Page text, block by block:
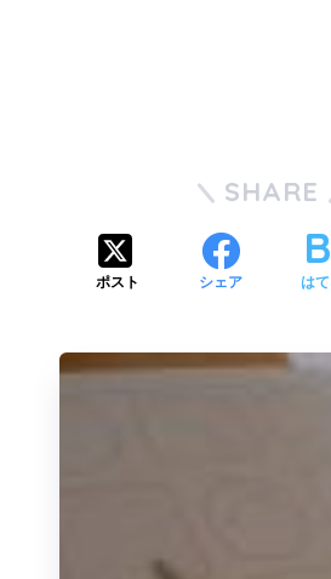
SHARE
ポスト シェア は